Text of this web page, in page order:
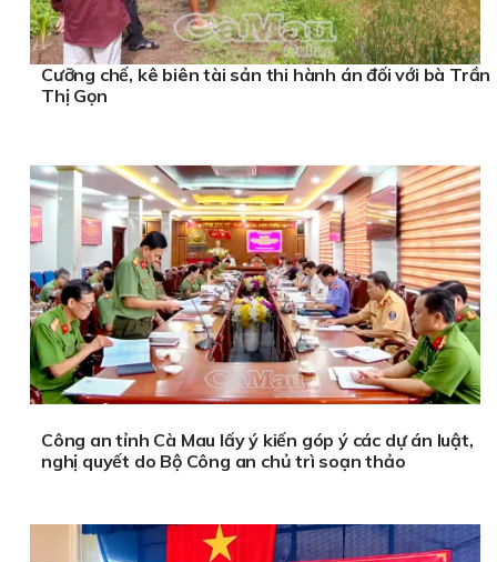
Cưỡng chế, kê biên tài sản thi hành án đối với bà Trần
Thị Gọn
Công an tỉnh Cà Mau lấy ý kiến góp ý các dự án luật,
nghị quyết do Bộ Công an chủ trì soạn thảo